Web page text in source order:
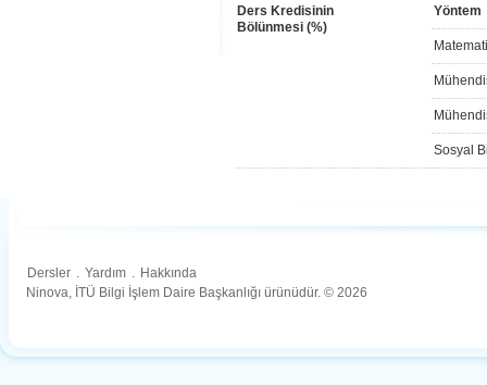
Ders Kredisinin
Bölünmesi (%)
Yöntem
Sosyal
Dersler . Yardım . Hakkında
Ninova, İTÜ Bilgi İşlem Daire Başkanlığı ürünüdür. © 2026